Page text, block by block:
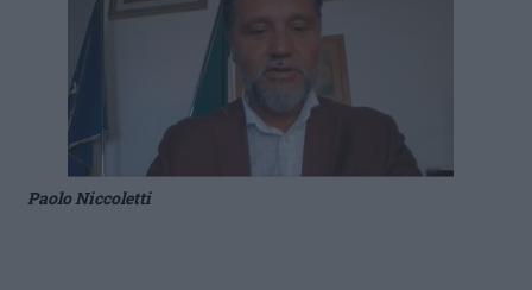
Paolo Niccoletti